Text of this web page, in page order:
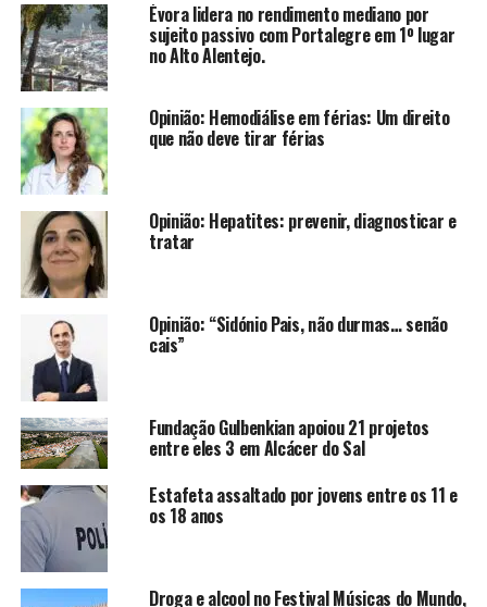
Évora lidera no rendimento mediano por
sujeito passivo com Portalegre em 1º lugar
no Alto Alentejo.
Opinião: Hemodiálise em férias: Um direito
que não deve tirar férias
Opinião: Hepatites: prevenir, diagnosticar e
tratar
Opinião: “Sidónio Pais, não durmas… senão
cais”
Fundação Gulbenkian apoiou 21 projetos
entre eles 3 em Alcácer do Sal
Estafeta assaltado por jovens entre os 11 e
os 18 anos
Droga e alcool no Festival Músicas do Mundo,